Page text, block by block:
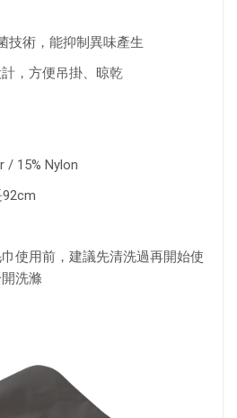
技術，能抑制異味產生
，方便吊掛、晾乾
/ 15% Nylon
92cm
巾使用前，建議先清洗過再開始使
洗滌